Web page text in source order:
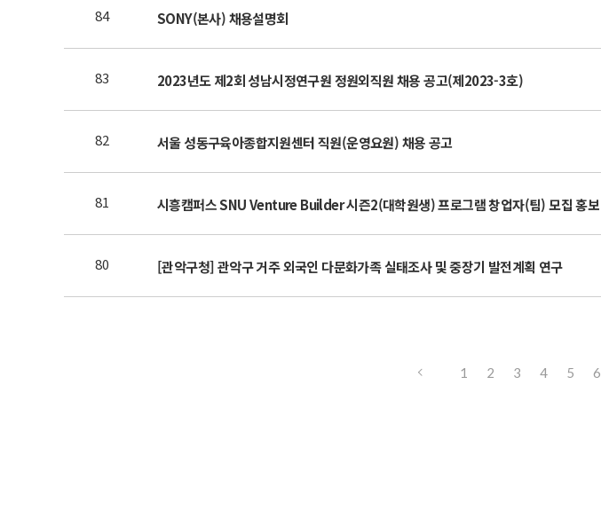
84 SONY(본사) 채용설명회
83 2023년도 제2회 성남시정연구원 정원외직원 채용 공고(제2023-3호)
82 서울 성동구육아종합지원센터 직원(운영요원) 채용 공고
81 시흥캠퍼스 SNU Venture Builder 시즌2(대학원생) 프로그램 창업자(팀) 모집 홍보
80 [관악구청] 관악구 거주 외국인 다문화가족 실태조사 및 중장기 발전계획 연구
1 2 3 4 5 6